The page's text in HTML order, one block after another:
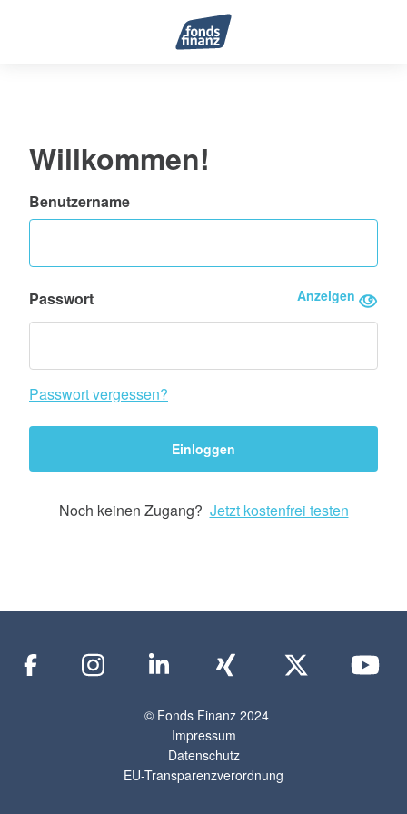
Willkommen!
Benutzername
Passwort Anzeigen
Passwort vergessen?
Einloggen
Noch keinen Zugang? Jetzt kostenfrei testen
© Fonds Finanz 2024
Impressum
Datenschutz
EU-Transparenzverordnung